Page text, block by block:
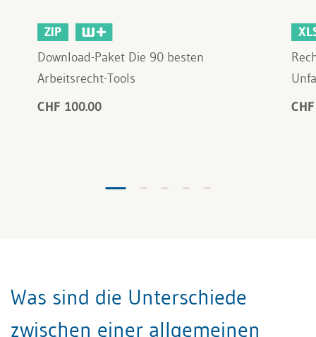
ZIP
Download-Paket Die 90 besten
Arbeitsrecht-Tools
CHF 100.00
Was sind die Unterschiede
zwischen einer allgemeinen